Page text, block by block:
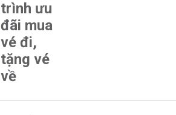
trình ưu
đãi mua
vé đi,
tặng vé
về